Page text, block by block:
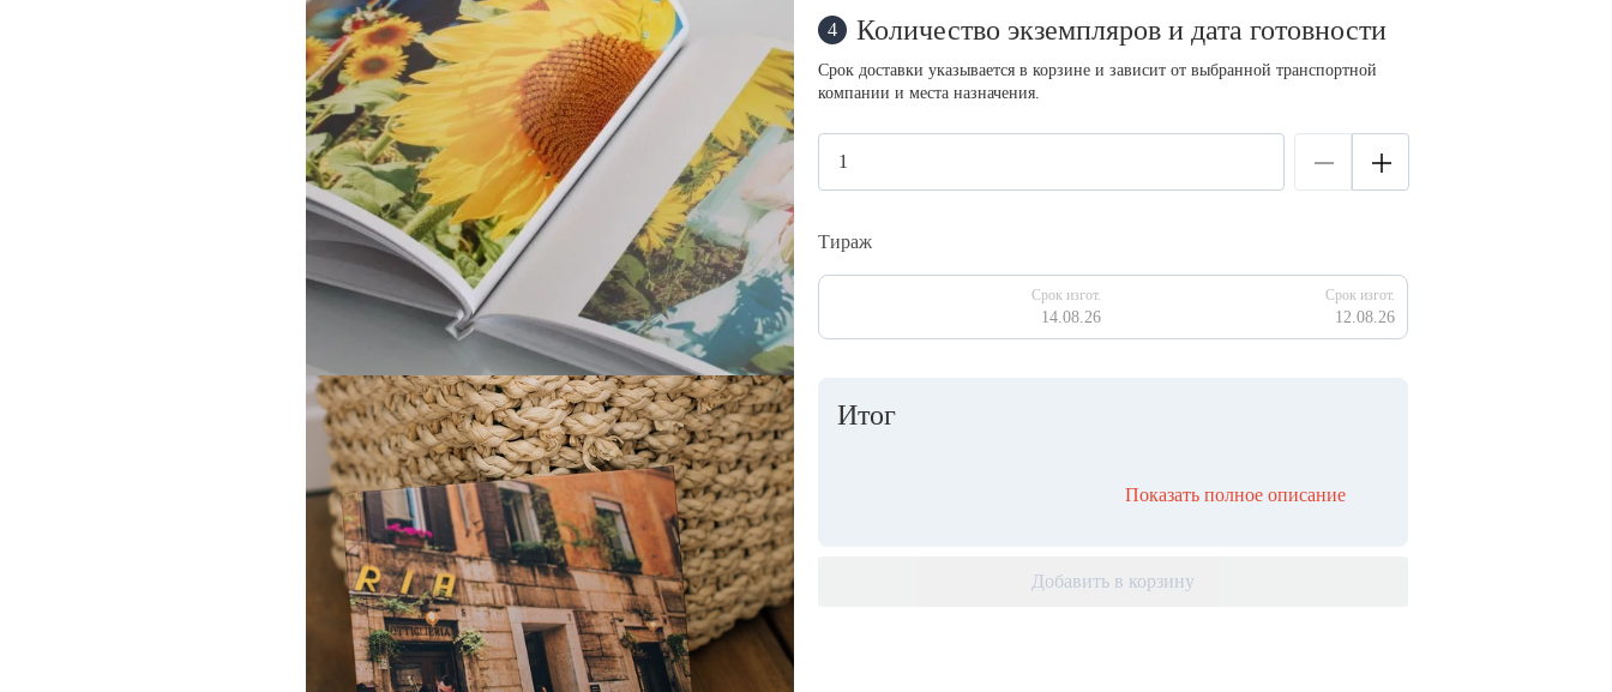
4 Количество экземпляров и дата готовности
Срок доставки указывается в корзине и зависит от выбранной транспортной
компании и места назначения.
Тираж
Срок изгот.
14.08.26
Срок изгот.
12.08.26
Итог
Показать полное описание
Добавить в корзину